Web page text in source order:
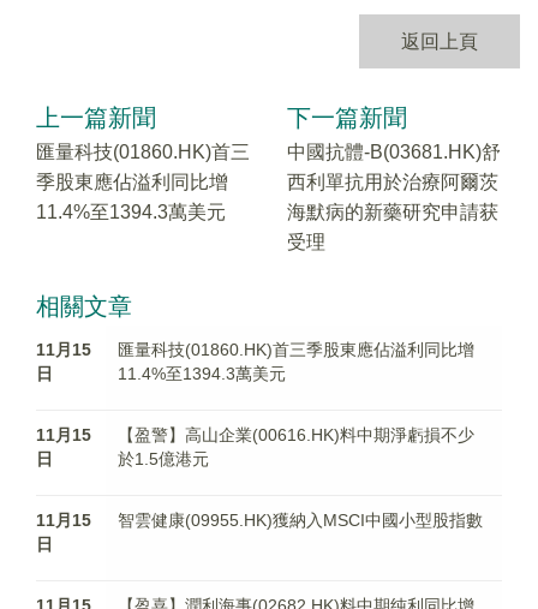
返回上頁
上一篇新聞
匯量科技(01860.HK)首三
季股東應佔溢利同比增
11.4%至1394.3萬美元
下一篇新聞
中國抗體-B(03681.HK)舒
西利單抗用於治療阿爾茨
海默病的新藥研究申請获
受理
相關文章
11月15
日
匯量科技(01860.HK)首三季股東應佔溢利同比增
11.4%至1394.3萬美元
11月15
日
【盈警】高山企業(00616.HK)料中期淨虧損不少
於1.5億港元
11月15
日
智雲健康(09955.HK)獲納入MSCI中國小型股指數